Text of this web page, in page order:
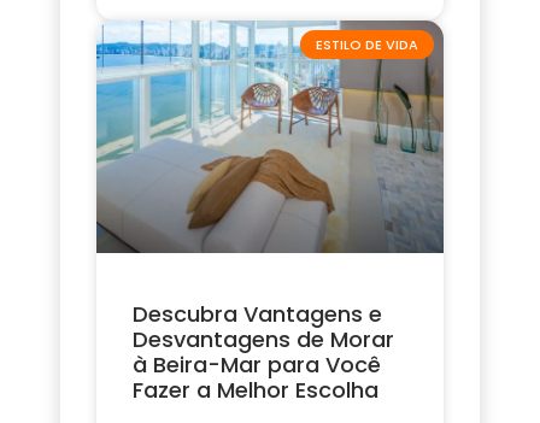
ESTILO DE VIDA
Descubra Vantagens e
Desvantagens de Morar
à Beira-Mar para Você
Fazer a Melhor Escolha